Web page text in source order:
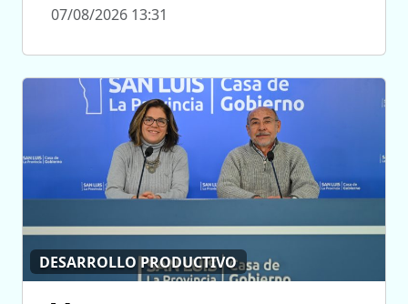
07/08/2026 13:31
DESARROLLO PRODUCTIVO